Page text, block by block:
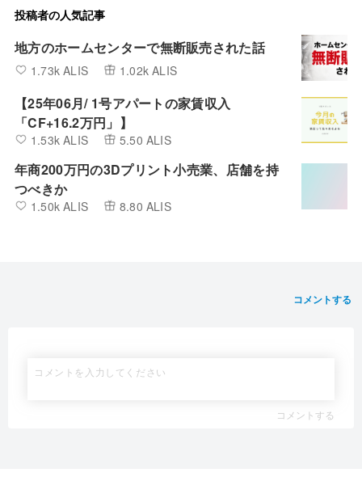
投稿者の人気記事
地方のホームセンターで無断販売された話
1.73k ALIS 1.02k ALIS
【25年06月/ 1号アパートの家賃収入
「CF+16.2万円」】
1.53k ALIS 5.50 ALIS
年商200万円の3Dプリント小売業、店舗を持
つべきか
1.50k ALIS 8.80 ALIS
コメントする
コメントする